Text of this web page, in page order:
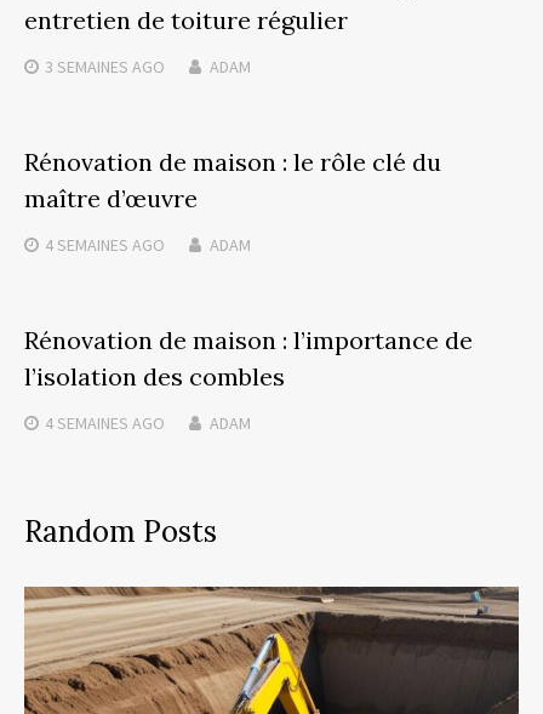
entretien de toiture régulier
3 SEMAINES AGO ADAM
Rénovation de maison : le rôle clé du
maître d’œuvre
4 SEMAINES AGO ADAM
Rénovation de maison : l’importance de
l’isolation des combles
4 SEMAINES AGO ADAM
Random Posts